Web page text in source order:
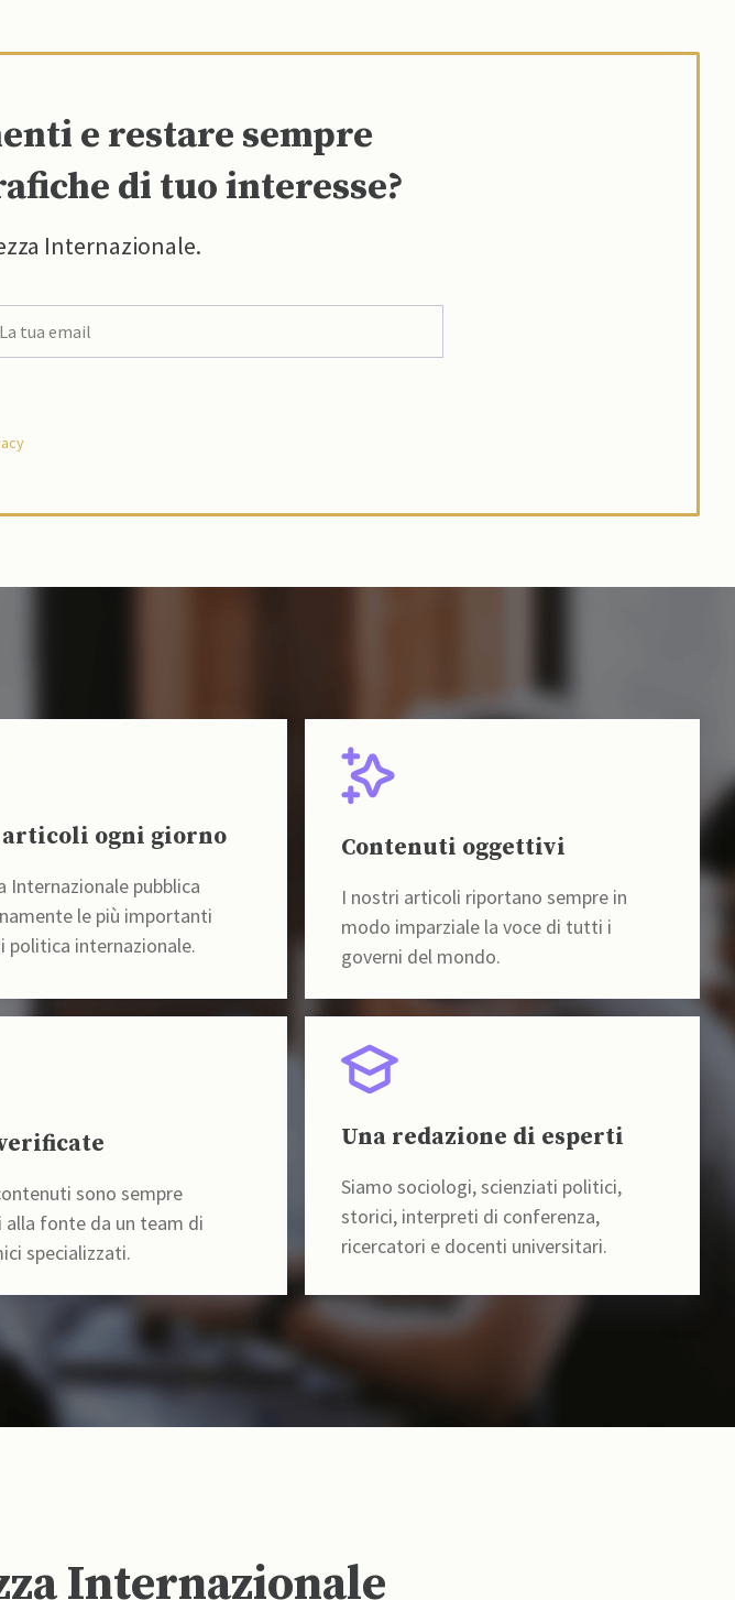
e restare sempre
di tuo interesse?
Internazionale.
articoli ogni giorno
Internazionale pubblica
le più importanti
politica internazionale.
Contenuti oggettivi
I nostri articoli riportano sempre in
modo imparziale la voce di tutti i
governi del mondo.
sono sempre
fonte da un team di
specializzati.
Una redazione di esperti
Siamo sociologi, scienziati politici,
storici, interpreti di conferenza,
ricercatori e docenti universitari.
Internazionale